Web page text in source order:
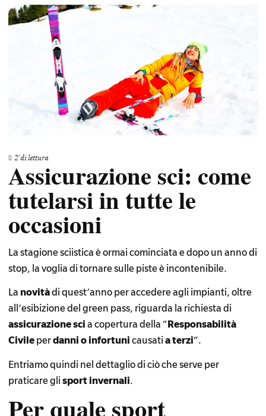
2 di lettura
Assicurazione sci: come
tutelarsi in tutte le
occasioni
La stagione sciistica è ormai cominciata e dopo un anno di
stop, la voglia di tornare sulle piste è incontenibile.
La novitàdi quest’anno per accedere agli impianti, oltre
all’esibizione del green pass, riguarda la richiesta di
assicurazionesci a copertura della “ Responsabilità
Civileperdanni o infortuni causati aterzi“.
Entriamo quindi nel dettaglio di ciò che serve per
praticare gli sport invernali.
Per quale sport